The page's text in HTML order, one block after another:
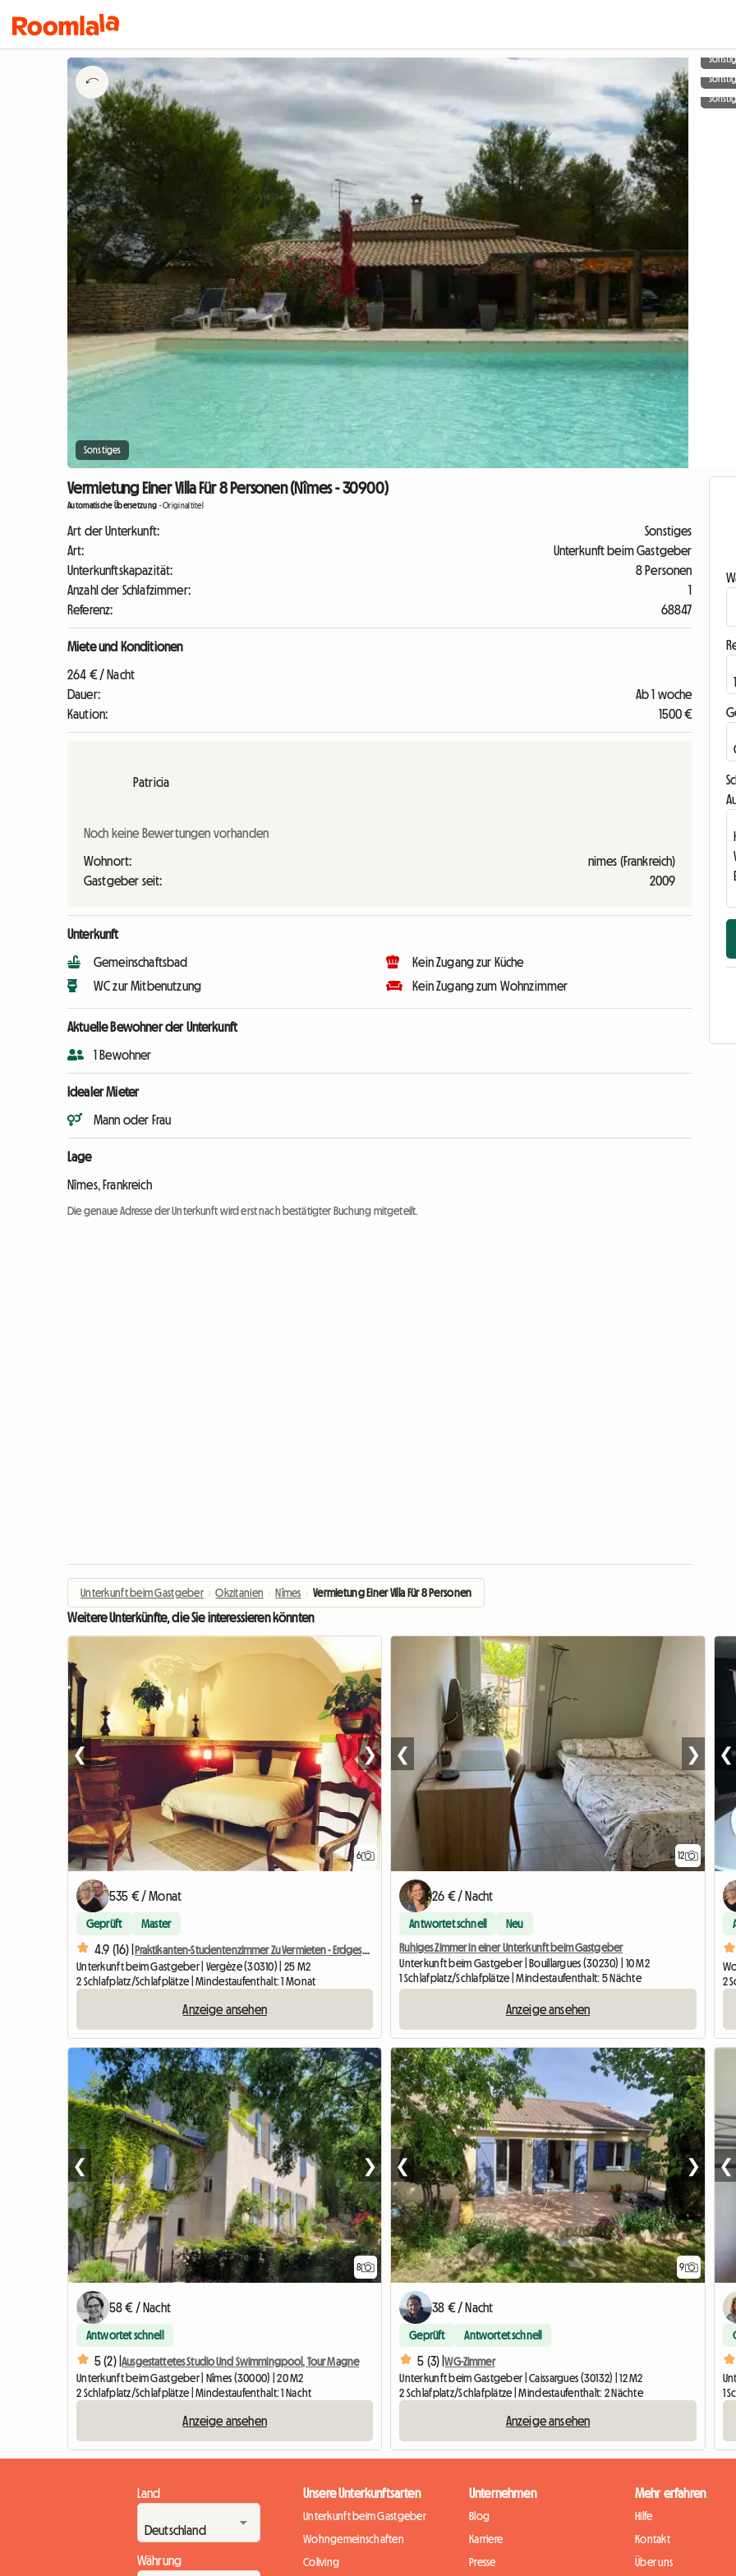
Sonstiges
Vermietung Einer Villa Für 8 Personen (Nîmes - 30900)
Automatische Übersetzung -Originaltitel
Art der Unterkunft:
Sonstiges
Art:
Unterkunft beim Gastgeber
Unterkunftskapazität:
8 Personen
Anzahl der Schlafzimmer:
1
Referenz:
68847
Miete und Konditionen
264 € / Nacht
Dauer:
Ab 1 woche
Kaution:
1500 €
Patricia
Noch keine Bewertungen vorhanden
Wohnort:
nimes (Frankreich)
Gastgeber seit:
2009
Unterkunft
Gemeinschaftsbad
WC zur Mitbenutzung
Kein Zugang zur Küche
Kein Zugang zum Wohnzimmer
Aktuelle Bewohner der Unterkunft
1 Bewohner
Idealer Mieter
Mann oder Frau
Lage
Nîmes, Frankreich
Die genaue Adresse der Unterkunft wird erst nach bestätigter Buchung mitgeteilt.
Unterkunft beim Gastgeber › Okzitanien › Nîmes › Vermietung Einer Villa Für 8 Personen
Weitere Unterkünfte, die Sie interessieren könnten
6
❮ ❯
535 € / Monat
Geprüft Master
4.9 (16) |
Praktikanten-Studentenzimmer Zu Vermieten - Erdgeschoss Mit Terrasse -
Unterkunft beim Gastgeber | Vergèze (30310) | 25 M2
2 Schlafplatz/Schlafplätze | Mindestaufenthalt: 1 Monat
Anzeige ansehen
12
❮ ❯
26 € / Nacht
Antwortet schnell Neu
Ruhiges Zimmer in einer Unterkunft beim Gastgeber
Unterkunft beim Gastgeber | Bouillargues (30230) | 10 M2
1 Schlafplatz/Schlafplätze | Mindestaufenthalt: 5 Nächte
Anzeige ansehen
❮
2
8
❮ ❯
58 € / Nacht
Antwortet schnell
5 (2) |Ausgestattetes Studio Und Swimmingpool, Tour Magne
Unterkunft beim Gastgeber | Nîmes (30000) | 20 M2
2 Schlafplatz/Schlafplätze | Mindestaufenthalt: 1 Nacht
Anzeige ansehen
9
❮ ❯
38 € / Nacht
Geprüft Antwortet schnell
5 (3) |WG-Zimmer
Unterkunft beim Gastgeber | Caissargues (30132) | 12 M2
2 Schlafplatz/Schlafplätze | Mindestaufenthalt: 2 Nächte
Anzeige ansehen
❮
1
Land
Währung
Unsere Unterkunftsarten
Unterkunft beim Gastgeber
Wohngemeinschaften
Coliving
Unternehmen
Blog
Karriere
Presse
Mehr erfahren
Hilfe
Kontakt
Über uns